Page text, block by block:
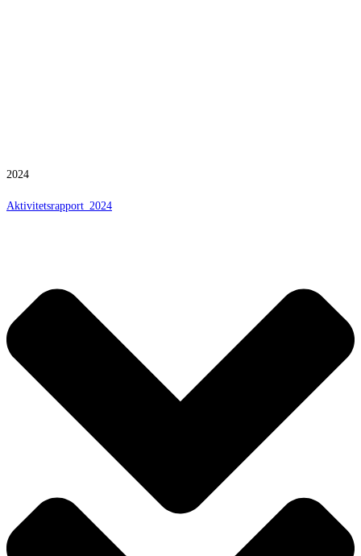
2024
Aktivitetsrapport_2024